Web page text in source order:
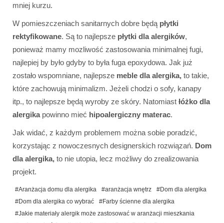
mniej kurzu.
W pomieszczeniach sanitarnych dobre będą płytki
rektyfikowane. Są to najlepsze płytki dla alergików,
ponieważ mamy mozliwość zastosowania minimalnej fugi,
najlepiej by było gdyby to była fuga epoxydowa. Jak już
zostało wspomniane, najlepsze meble dla alergika, to takie,
które zachowują minimalizm. Jeżeli chodzi o sofy, kanapy
itp., to najlepsze będą wyroby ze skóry. Natomiast łóżko dla
alergikapowinno mieć hipoalergiczny materac.
Jak widać, z każdym problemem można sobie poradzić,
korzystając z nowoczesnych designerskich rozwiązań. Dom
dla alergika, to nie utopia, lecz możliwy do zrealizowania
projekt.
#Aranżacja domu dla alergika #aranżacja wnętrz
#Dom dla alergika
#Dom dla alergika co wybrać
#Farby ścienne dla alergika
#Jakie materiały alergik może zastosować w aranżacji mieszkania